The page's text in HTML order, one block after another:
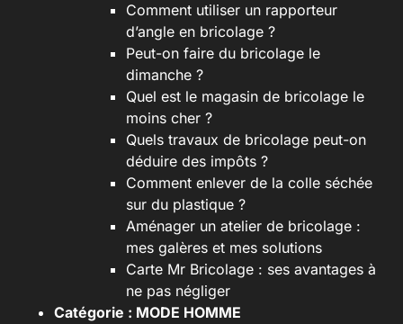
Comment utiliser un rapporteur
d’angle en bricolage ?
Peut-on faire du bricolage le
dimanche ?
Quel est le magasin de bricolage le
moins cher ?
Quels travaux de bricolage peut-on
déduire des impôts ?
Comment enlever de la colle séchée
sur du plastique ?
Aménager un atelier de bricolage :
mes galères et mes solutions
Carte Mr Bricolage : ses avantages à
ne pas négliger
Catégorie : MODE HOMME